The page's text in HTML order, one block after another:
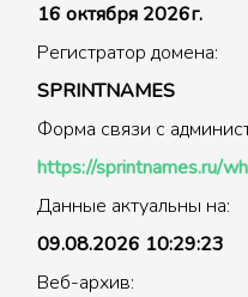
16 октября 2026г.
Регистратор домена:
SPRINTNAMES
Форма связи с
https://sprintnames.ru/
Данные актуальны на:
09.08.2026 10:29:23
Веб-архив: